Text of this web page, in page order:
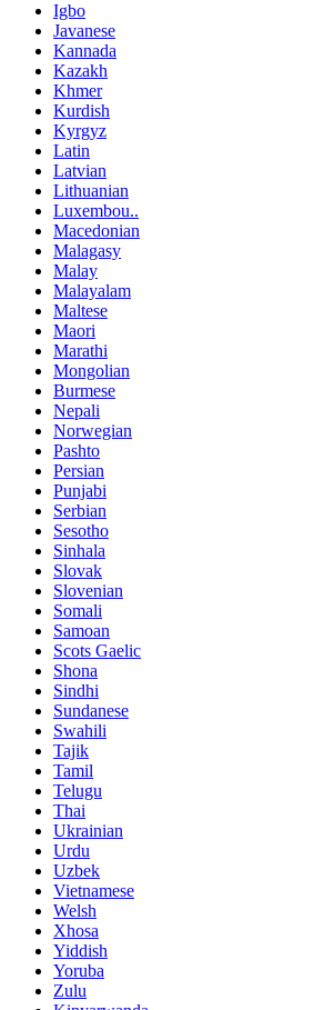
Igbo
Javanese
Kannada
Kazakh
Khmer
Kurdish
Kyrgyz
Latin
Latvian
Lithuanian
Luxembou..
Macedonian
Malagasy
Malay
Malayalam
Maltese
Maori
Marathi
Mongolian
Burmese
Nepali
Norwegian
Pashto
Persian
Punjabi
Serbian
Sesotho
Sinhala
Slovak
Slovenian
Somali
Samoan
Scots Gaelic
Shona
Sindhi
Sundanese
Swahili
Tajik
Tamil
Telugu
Thai
Ukrainian
Urdu
Uzbek
Vietnamese
Welsh
Xhosa
Yiddish
Yoruba
Zulu